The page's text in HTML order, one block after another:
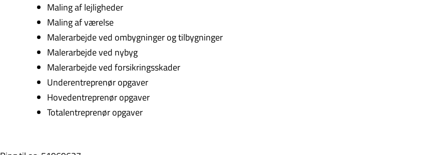
Maling af lejligheder
Maling af værelse
Malerarbejde ved ombygninger og tilbygninger
Malerarbejde ved nybyg
Malerarbejde ved forsikringsskader
Underentreprenør opgaver
Hovedentreprenør opgaver
Totalentreprenør opgaver